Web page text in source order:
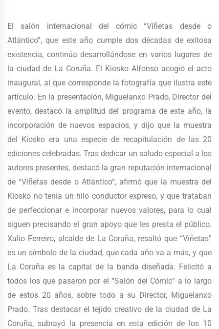
El salón internacional del cómic “Viñetas desde o
Atlántico”, que este año cumple dos décadas de exitosa
existencia, continúa desarrollándose en varios lugares de
la ciudad de La Coruña. El Kiosko Alfonso acogió el acto
inaugural, al que corresponde la fotografía que ilustra este
artículo. En la presentación, Miguelanxo Prado, Director del
evento, destacó la amplitud del programa de este año, la
incorporación de nuevos espacios, y dijo que la muestra
del Kiosko era una especie de recapitulación de las 20
ediciones celebradas. Tras dedicar un saludo especial a los
autores presentes, destacó la gran reputación internacional
de “Viñetas desde o Atlántico”, afirmó que la muestra del
Kiosko no tenía un hilo conductor expreso, y que trataban
de perfeccionar e incorporar nuevos valores, para lo cual
siguen precisando el gran apoyo que les presta el público.
Xulio Ferreiro, alcalde de La Coruña, resaltó que “Viñetas”
es un símbolo de la ciudad, que cada año va a más, y que
La Coruña es la capital de la banda diseñada. Felicitó a
todos los que pasaron por el “Salón del Cómic” a lo largo
de estos 20 años, sobre todo a su Director, Miguelanxo
Prado. Tras destacar el tejido creativo de la ciudad de La
Coruña, subrayó la presencia en esta edición de los 10